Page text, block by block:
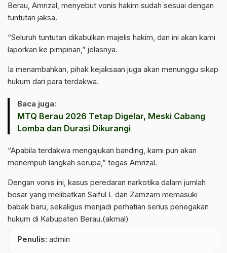
Berau, Amrizal, menyebut vonis hakim sudah sesuai dengan
tuntutan jaksa.
“Seluruh tuntutan dikabulkan majelis hakim, dan ini akan kami
laporkan ke pimpinan,” jelasnya.
Ia menambahkan, pihak kejaksaan juga akan menunggu sikap
hukum dari para terdakwa.
Baca juga:
MTQ Berau 2026 Tetap Digelar, Meski Cabang
Lomba dan Durasi Dikurangi
“Apabila terdakwa mengajukan banding, kami pun akan
menempuh langkah serupa,” tegas Amrizal.
Dengan vonis ini, kasus peredaran narkotika dalam jumlah
besar yang melibatkan Saiful L dan Zamzam memasuki
babak baru, sekaligus menjadi perhatian serius penegakan
hukum di Kabupaten Berau.(akmal)
Penulis: admin